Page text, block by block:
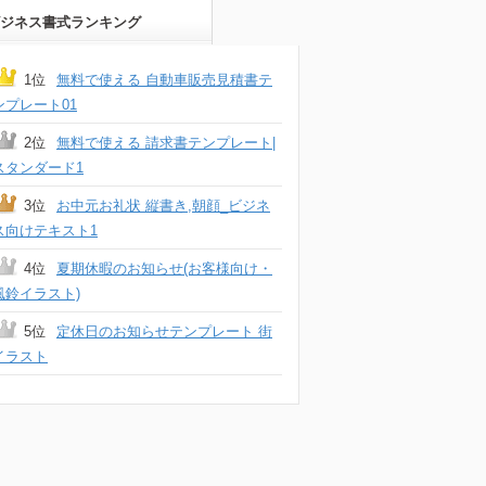
ネス書式ランキング
1位
無料で使える 自動車販売見積書テ
プレート01
2位
無料で使える 請求書テンプレート|
タンダード1
3位
お中元お礼状 縦書き,朝顔_ビジネ
向けテキスト1
4位
夏期休暇のお知らせ(お客様向け・
鈴イラスト)
5位
定休日のお知らせテンプレート 街
ラスト